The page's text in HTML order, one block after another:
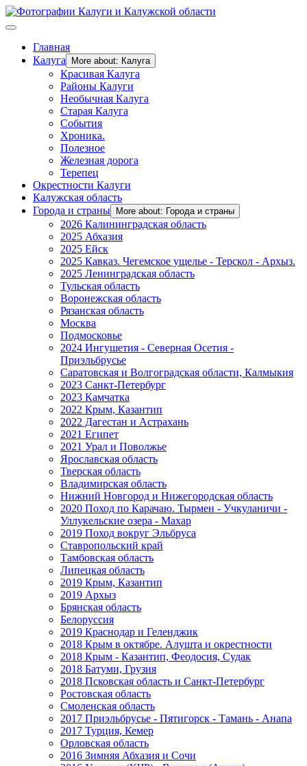
Главная
Калуга
More about: Калуга
Красивая Калуга
Районы Калуги
Необычная Калуга
Старая Калуга
События
Хроника.
Полезное
Железная дорога
Терепец
Окрестности Калуги
Калужская область
Города и страны
More about: Города и страны
2026 Калининградская область
2025 Абхазия
2025 Ейск
2025 Кавказ. Чегемское ущелье - Терскол - Архыз.
2025 Ленинградская область
Тульская область
Воронежская область
Рязанская область
Москва
Подмосковье
2024 Ингушетия - Северная Осетия -
Приэльбрусье
Саратовская и Волгоградская области, Калмыкия
2023 Санкт-Петербург
2023 Камчатка
2022 Крым, Казантип
2022 Дагестан и Астрахань
2021 Египет
2021 Урал и Поволжье
Ярославская область
Тверская область
Владимирская область
Нижний Новгород и Нижегородская область
2020 Поход по Карачаю. Тырмен - Учкуланичи -
Уллукельские озера - Махар
2019 Поход вокруг Эльбруса
Ставропольский край
Тамбовская область
Липецкая область
2019 Крым, Казантип
2019 Архыз
Брянская область
Белоруссия
2019 Краснодар и Геленджик
2018 Крым в октябре. Алушта и окрестности
2018 Крым - Казантип, Феодосия, Судак
2018 Батуми, Грузия
2018 Псковская область и Санкт-Петербург
Ростовская область
Смоленская область
2017 Приэльбрусье - Пятигорск - Тамань - Анапа
2017 Турция, Кемер
Орловская область
2016 Зимняя Абхазия и Сочи